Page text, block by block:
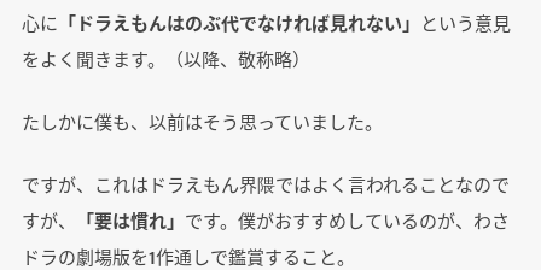
心に 「ドラえもんはのぶ代でなければ見れない」 という意見
をよく聞きます。（以降、敬称略）
たしかに僕も、以前はそう思っていました。
ですが、これはドラえもん界隈ではよく言われることなので
すが、
「要は慣れ」 です。僕がおすすめしているのが、わさ
ドラの劇場版を1作通しで鑑賞すること。